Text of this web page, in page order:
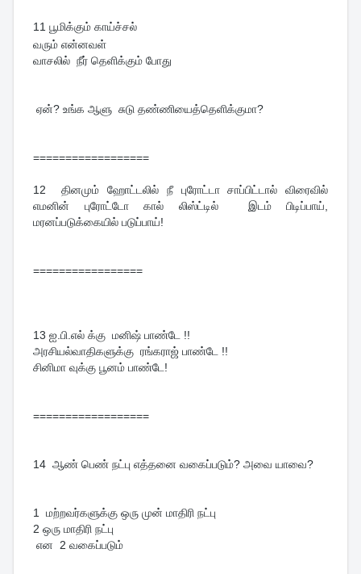
11 பூமிக்கும் காய்ச்சல்
வரும் என்னவள்
வாசலில் நீர் தெளிக்கும் போது
ஏன்? உங்க ஆளு சுடு தண்ணியைத்தெளிக்குமா?
==================
12தினமும் ஹோட்டலில் நீ புரோட்டா சாப்பிட்டால் விரைவில்
எமனின் புரோட்டோ கால் லிஸ்ட்டில் இடம் பிடிப்பாய்,
மரனப்படுக்கையில் படுப்பாய்!
=================
13 ஐ.பி.எல் க்கு மனிஷ் பாண்டே !!
அரசியல்வாதிகளுக்கு ரங்கராஜ் பாண்டே !!
சினிமா வுக்கு பூனம் பாண்டே!
==================
14 ஆண் பெண் நட்பு எத்தனை வகைப்படும்? அவை யாவை?
1 மற்றவர்களுக்கு ஒரு முன் மாதிரி நட்பு
2 ஒரு மாதிரி நட்பு
என 2 வகைப்படும்